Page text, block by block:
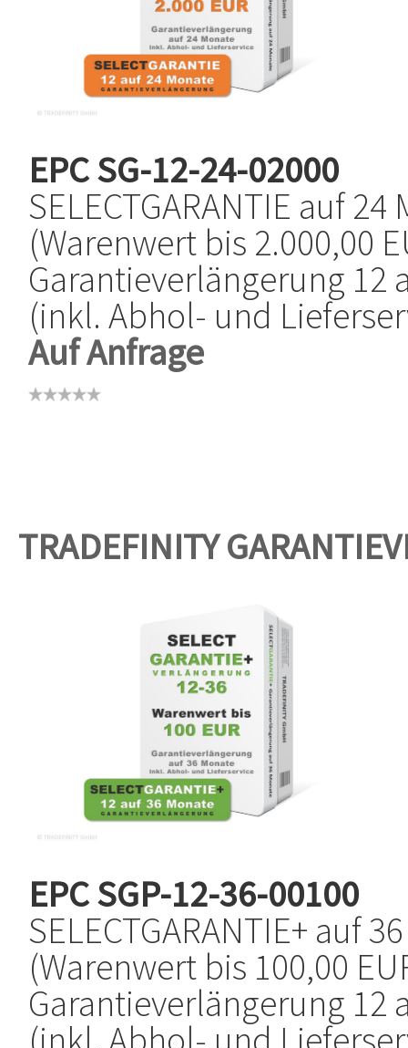
EPCSG-12-24-02000
SELECTGARANTIE auf 24
(Warenwert bis 2.000,00
Garantieverlängerung 12
(inkl. Abhol- und
Auf Anfrage
TRADEFINITY
EPCSGP-12-36-00100
SELECTGARANTIE+ auf
(Warenwert bis 100,00
Garantieverlängerung 12